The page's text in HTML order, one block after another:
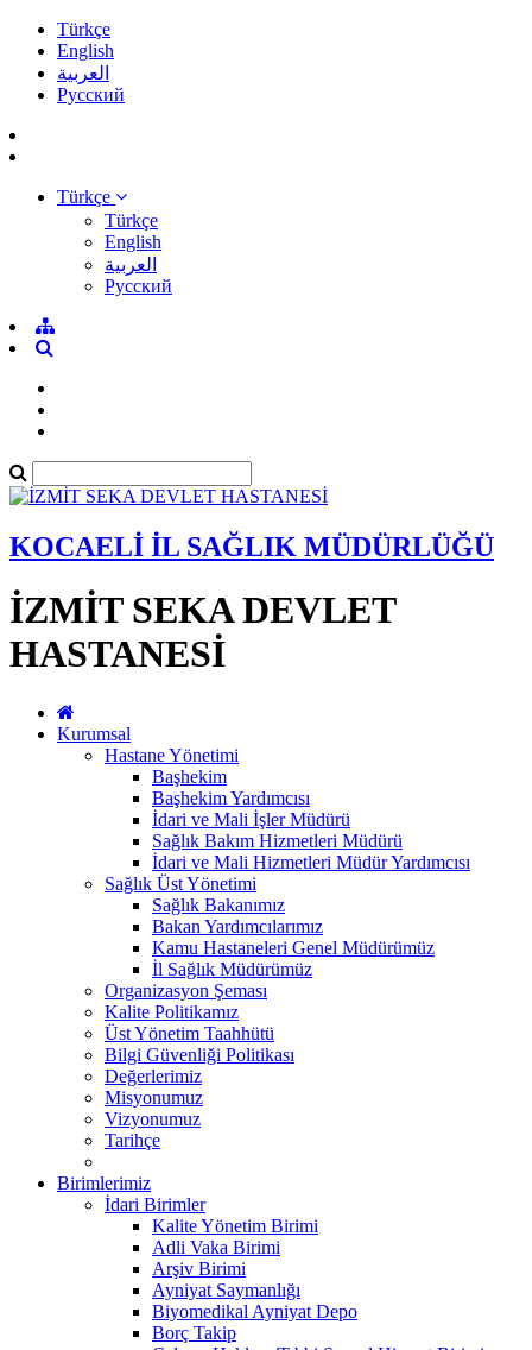
Türkçe
English
العربية
Pусский
Türkçe
Türkçe
English
العربية
Pусский
KOCAELİ İL SAĞLIK MÜDÜRLÜĞÜ
İZMİT SEKA DEVLET
HASTANESİ
Kurumsal
Hastane Yönetimi
Başhekim
Başhekim Yardımcısı
İdari ve Mali İşler Müdürü
Sağlık Bakım Hizmetleri Müdürü
İdari ve Mali Hizmetleri Müdür Yardımcısı
Sağlık Üst Yönetimi
Sağlık Bakanımız
Bakan Yardımcılarımız
Kamu Hastaneleri Genel Müdürümüz
İl Sağlık Müdürümüz
Organizasyon Şeması
Kalite Politikamız
Üst Yönetim Taahhütü
Bilgi Güvenliği Politikası
Değerlerimiz
Misyonumuz
Vizyonumuz
Tarihçe
Birimlerimiz
İdari Birimler
Kalite Yönetim Birimi
Adli Vaka Birimi
Arşiv Birimi
Ayniyat Saymanlığı
Biyomedikal Ayniyat Depo
Borç Takip